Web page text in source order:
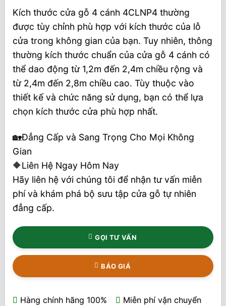
Kích thước cửa gỗ 4 cánh 4CLNP4 thường
được tùy chỉnh phù hợp với kích thước của lỗ
cửa trong không gian của bạn. Tuy nhiên, thông
thường kích thước chuẩn của cửa gỗ 4 cánh có
thể dao động từ 1,2m đến 2,4m chiều rộng và
từ 2,4m đến 2,8m chiều cao. Tùy thuộc vào
thiết kế và chức năng sử dụng, bạn có thể lựa
chọn kích thước cửa phù hợp nhất.
🏡Đẳng Cấp và Sang Trọng Cho Mọi Không
Gian
🔶Liên Hệ Ngay Hôm Nay
Hãy liên hệ với chúng tôi để nhận tư vấn miễn
phí và khám phá bộ sưu tập cửa gỗ tự nhiên
đẳng cấp.
GỌI TƯ VẤN
BÁO GIÁ
Hàng chính hãng 100%
Miễn phí vận chuyển